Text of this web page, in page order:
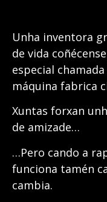
Unha inventora
de vida
especial
máquina fabrica
Xuntas forxan
de amizade…
…Pero cando a
funciona tamén
cambia.